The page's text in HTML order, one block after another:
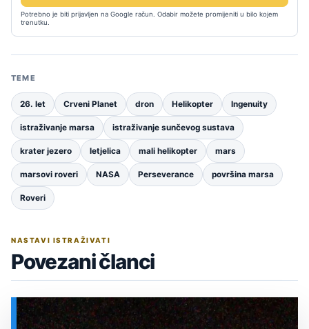
Potrebno je biti prijavljen na Google račun. Odabir možete promijeniti u bilo kojem
trenutku.
TEME
26. let Crveni Planet dron Helikopter Ingenuity
istraživanje marsa istraživanje sunčevog sustava
krater jezero letjelica mali helikopter mars
marsovi roveri NASA Perseverance površina marsa
Roveri
NASTAVI ISTRAŽIVATI
Povezani članci